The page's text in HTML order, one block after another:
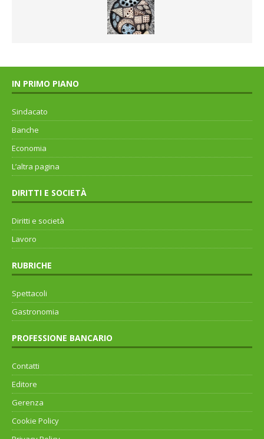
IN PRIMO PIANO
Sindacato
Banche
Economia
L’altra pagina
DIRITTI E SOCIETÀ
Diritti e società
Lavoro
RUBRICHE
Spettacoli
Gastronomia
PROFESSIONE BANCARIO
Contatti
Editore
Gerenza
Cookie Policy